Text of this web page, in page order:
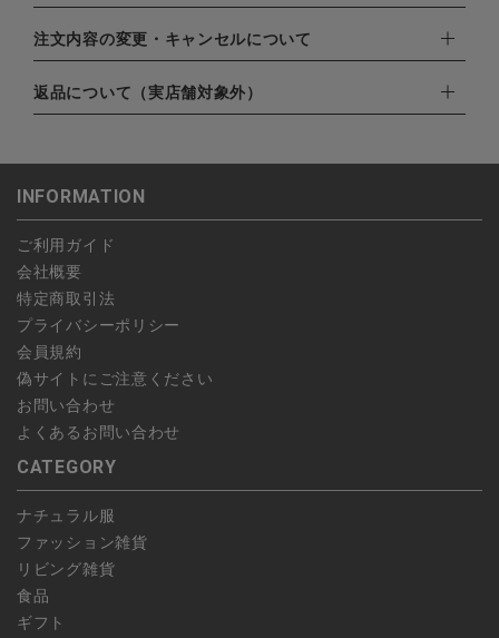
・クレジットカード（VISA,mastercard,JCB,AMERICAN
EXPRESS,Diners Club）
・amazonペイメント
・楽天ペイ
・PayPay
配達業者：日本郵便
北海道：1,400円
注文内容の変更・キャンセルについて
ご注文日当日から翌日のAM9:00までにご連絡頂いた場合はキャ
ンセルは可能です。
します。
予約商品など一部キャンセルが出来ない場合がございます。あら
かじめご了承ください。
返品について（実店舗対象外）
こちら よりご依頼ください。
INFORMATION
ご利用ガイド
会社概要
特定商取引法
プライバシーポリシー
会員規約
偽サイトにご注意ください
お問い合わせ
よくあるお問い合わせ
CATEGORY
ナチュラル服
ファッション雑貨
リビング雑貨
食品
ギフト